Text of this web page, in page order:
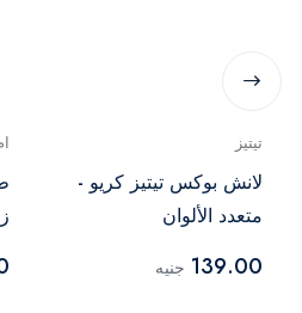
تيتيز
لانش بوكس تيتيز كريو -
متعدد الألوان
139.00 جنيه